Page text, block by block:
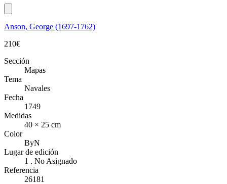
Anson, George (1697-1762)
210€
Sección
Mapas
Tema
Navales
Fecha
1749
Medidas
40 × 25 cm
Color
ByN
Lugar de edición
1 . No Asignado
Referencia
26181